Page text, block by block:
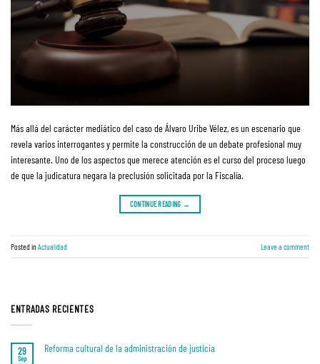
Más allá del carácter mediático del caso de Álvaro Uribe Vélez, es un escenario que
revela varios interrogantes y permite la construcción de un debate profesional muy
interesante. Uno de los aspectos que merece atención es el curso del proceso luego
de que la judicatura negara la preclusión solicitada por la Fiscalía.
CONTINUE READING →
Posted inActualidad Leave a comment
ENTRADAS RECIENTES
29
Sep
Reforma cultural de la administración de justicia